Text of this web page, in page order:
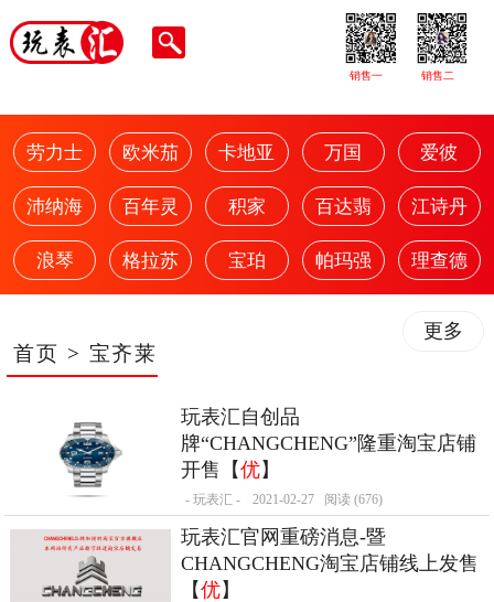
销售二
销售一
劳力士 欧米茄 卡地亚 万国 爱彼
沛纳海 百年灵 积家 百达翡 江诗丹
浪琴 格拉苏 宝珀 帕玛强 理查德
更多
首页 > 宝齐莱
玩表汇自创品
牌“CHANGCHENG”隆重淘宝店铺
开售【优】
- 玩表汇 - 2021-02-27 阅读 (676)
玩表汇官网重磅消息-暨
CHANGCHENG淘宝店铺线上发售
【优】